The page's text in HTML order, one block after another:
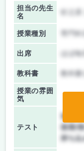
担当の先生
名
授業種別
出席 ほぼ
教科書 教科
授業の雰囲
気
テスト
前期/
後期/
持ち込